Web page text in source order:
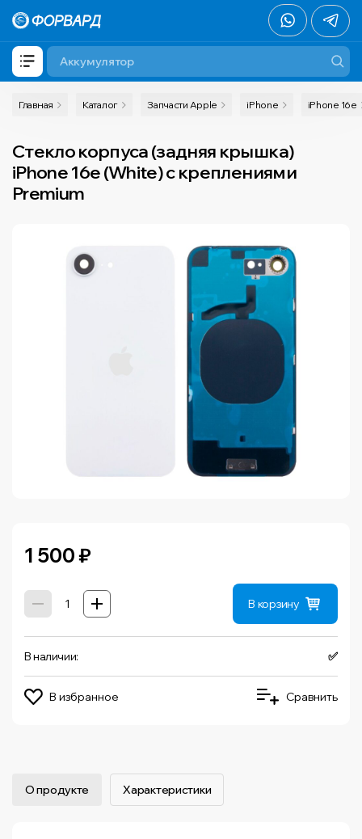
Главная Каталог Запчасти Apple iPhone iPhone 16e
Стекло корпуса (задняя крышка)
iPhone 16e (White) с креплениями
Premium
1 500₽
В корзину
В наличии: ✅
В избранное Сравнить
О продукте Характеристики